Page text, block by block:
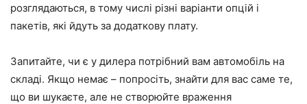
розглядаються, в тому числі різні варіанти опцій і
пакетів, які йдуть за додаткову плату.
Запитайте, чи є у дилера потрібний вам автомобіль на
складі. Якщо немає – попросіть, знайти для вас саме те,
що ви шукаєте, але не створюйте враження